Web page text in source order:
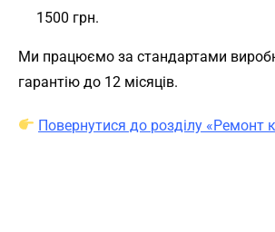
1500 грн.
Ми працюємо за стандартами
гарантію до 12 місяців.
Повернутися до розділу «Ремонт